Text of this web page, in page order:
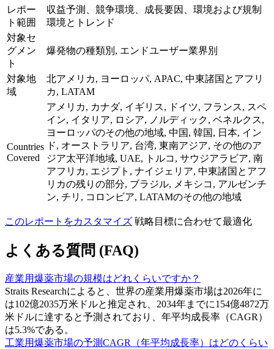
レポー
ト範囲
収益予測、競争環境、成長要因、環境および規制
環境とトレンド
対象セ
グメン
ト
爆発物の種類別, エンドユーザー業界別
対象地
域
北アメリカ, ヨーロッパ, APAC, 中東諸国とアフリ
カ, LATAM
Countries
Covered
アメリカ, カナダ, イギリス, ドイツ, フランス, スペ
イン, イタリア, ロシア, ノルディック, ベネルクス,
ヨーロッパのその他の地域, 中国, 韓国, 日本, イン
ド, オーストラリア, 台湾, 東南アジア, その他のア
ジア太平洋地域, UAE, トルコ, サウジアラビア, 南
アフリカ, エジプト, ナイジェリア, 中東諸国とアフ
リカの残りの部分, ブラジル, メキシコ, アルゼンチ
ン, チリ, コロンビア, LATAMのその他の地域
このレポートをカスタマイズ 戦略目標に合わせて最適化
よくある質問 (FAQ)
産業用爆薬市場の規模はどれくらいですか？
Straits Researchによると、世界の産業用爆薬市場は2026年に
は102億2035万米ドルと推定され、2034年までに154億4872万
米ドルに達すると予測されており、年平均成長率（CAGR）
は5.3%である。
工業用爆薬市場の予測CAGR（年平均成長率）はどのくらい